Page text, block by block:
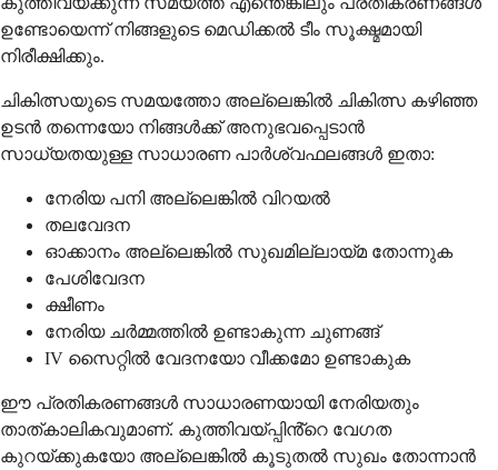
ഉണ്ടോയെന്ന് നിങ്ങളുടെ മെഡിക്കൽ ടീം സൂക്ഷ്മമായി
നിരീക്ഷിക്കും.
ചികിത്സയുടെ സമയത്തോ അല്ലെങ്കിൽ ചികിത്സ കഴിഞ്ഞ
ഉടൻ തന്നെയോ നിങ്ങൾക്ക് അനുഭവപ്പെടാൻ
സാധ്യതയുള്ള സാധാരണ പാർശ്വഫലങ്ങൾ ഇതാ:
നേരിയ പനി അല്ലെങ്കിൽ വിറയൽ
തലവേദന
ഓക്കാനം അല്ലെങ്കിൽ സുഖമില്ലായ്മ തോന്നുക
പേശിവേദന
ക്ഷീണം
നേരിയ ചർമ്മത്തിൽ ഉണ്ടാകുന്ന ചുണങ്ങ്
IV സൈറ്റിൽ വേദനയോ വീക്കമോ ഉണ്ടാകുക
ഈ പ്രതികരണങ്ങൾ സാധാരണയായി നേരിയതും
താത്കാലികവുമാണ്. കുത്തിവയ്പ്പിൻ്റെ വേഗത
കുറയ്ക്കുകയോ അല്ലെങ്കിൽ കൂടുതൽ സുഖം തോന്നാൻ